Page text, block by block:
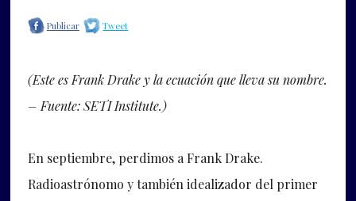
Publicar Tweet
(Este es Frank Drake y la ecuación que lleva su nombre.
– Fuente: SETI Institute.)
En septiembre, perdimos a Frank Drake.
Radioastrónomo y también idealizador del primer